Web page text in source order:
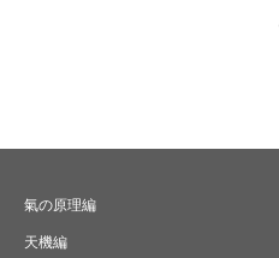
氣の原理編
天機編